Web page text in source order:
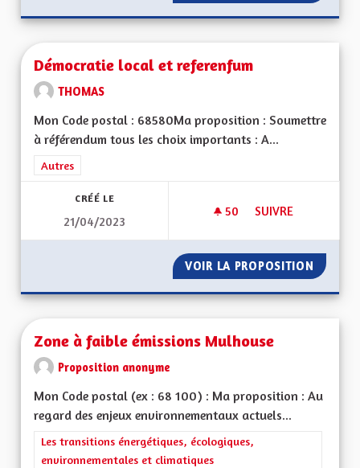
Démocratie local et referenfum
THOMAS
Mon Code postal : 68580Ma proposition : Soumettre
à référendum tous les choix importants : A...
Filtrer les résultats de la catégorie : Autres
Autres
CRÉÉ LE
21/04/2023
50 50 ABONNÉS
SUIVRE
VOIR LA PROPOSITION
Zone à faible émissions Mulhouse
Proposition anonyme
Mon Code postal (ex : 68 100) : Ma proposition : Au
regard des enjeux environnementaux actuels...
Filtrer les résultats de la catégorie : Les transitions
Les transitions énergétiques, écologiques,
environnementales et climatiques